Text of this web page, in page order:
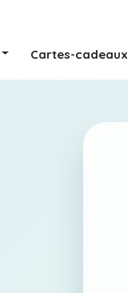
Cartes-cadeaux